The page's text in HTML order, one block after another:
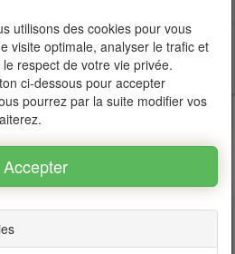
utilisons des cookies pour vous
visite optimale, analyser le trafic et
respect de votre vie privée.
ci-dessous pour accepter
pourrez par la suite modifier vos
Twitter Email
available